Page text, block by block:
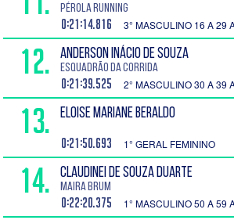
Pérola Running
0:21:14.816 3° MASCULINO 16 A 29
12. ANDERSON INÁCIO DE SOUZA
Esquadrão da Corrida
0:21:39.525 2° MASCULINO 30 A 39
13. ELOISE MARIANE BERALDO
0:21:50.693 1° GERAL FEMININO
14. CLAUDINEI DE SOUZA DUARTE
Maira BRUM
0:22:20.375 1° MASCULINO 50 A 59